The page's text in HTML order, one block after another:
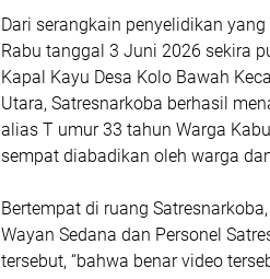
Dari serangkain penyelidikan
Rabu tanggal 3 Juni 2026 sekira
Kapal Kayu Desa Kolo Bawah
Utara, Satresnarkoba berhasil
alias T umur 33 tahun Warga
sempat diabadikan oleh warga
Bertempat di ruang
Wayan Sedana dan Personel
tersebut, “bahwa benar video